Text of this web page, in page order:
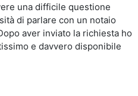
una difficile questione
di parlare con un notaio
aver inviato la richiesta ho
e davvero disponibile